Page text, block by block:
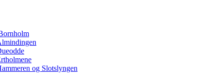
og Slotslyngen